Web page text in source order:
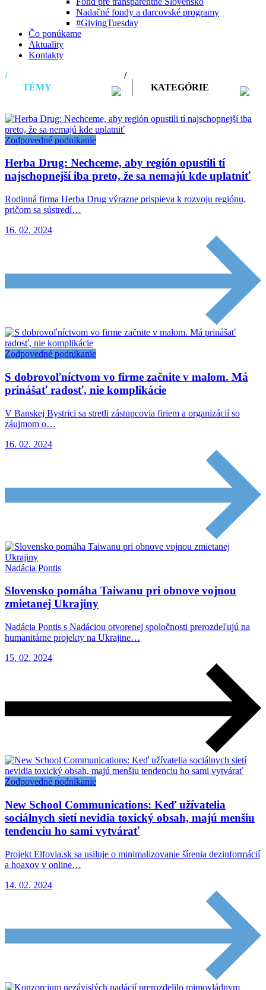
Nadačné fondy a darcovské programy
#GivingTuesday
Čo ponúkame
Aktuality
Kontakty
TÉMY KATEGÓRIE
Zodpovedné podnikanie
Herba Drug: Nechceme, aby región opustili tí
najschopnejší iba preto, že sa nemajú kde uplatniť
Rodinná firma Herba Drug výrazne prispieva k rozvoju regiónu,
pričom sa sústredí…
16. 02. 2024
Zodpovedné podnikanie
S dobrovoľníctvom vo firme začnite v malom. Má
prinášať radosť, nie komplikácie
V Banskej Bystrici sa stretli zástupcovia firiem a organizácií so
záujmom o…
16. 02. 2024
Nadácia Pontis
Slovensko pomáha Taiwanu pri obnove vojnou
zmietanej Ukrajiny
Nadácia Pontis s Nadáciou otvorenej spoločnosti prerozdeľujú na
humanitárne projekty na Ukrajine…
15. 02. 2024
Zodpovedné podnikanie
New School Communications: Keď užívatelia
sociálnych sietí nevidia toxický obsah, majú menšiu
tendenciu ho sami vytvárať
Projekt Elfovia.sk sa usiluje o minimalizovanie šírenia dezinformácií
a hoaxov v online…
14. 02. 2024